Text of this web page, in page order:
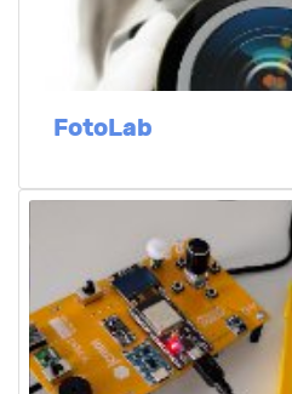
FotoLab